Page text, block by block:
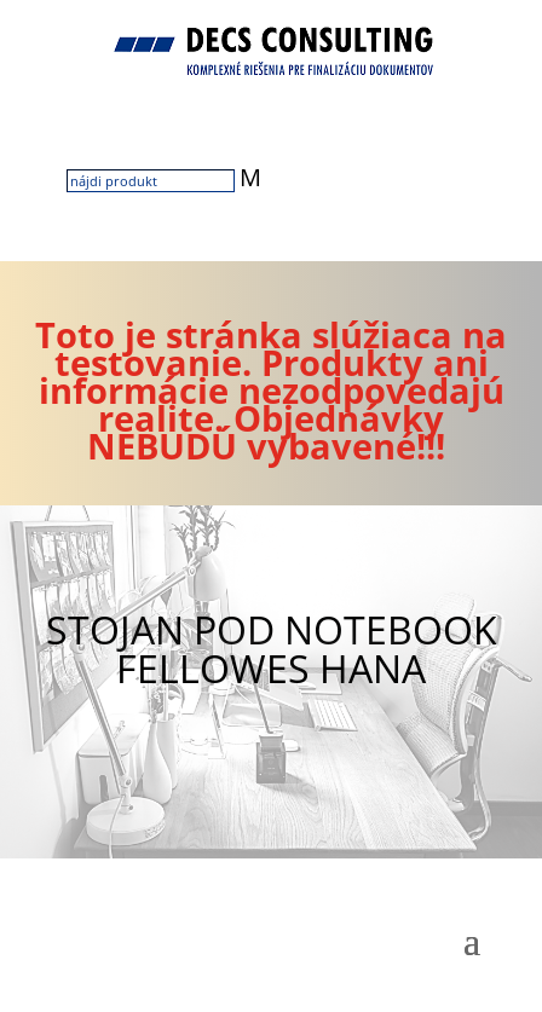
M
Toto je stránka slúžiaca na
testovanie. Produkty ani
informácie nezodpovedajú
realite. Objednávky
NEBUDÚ vybavené!!!
STOJAN POD NOTEBOOK
FELLOWES HANA